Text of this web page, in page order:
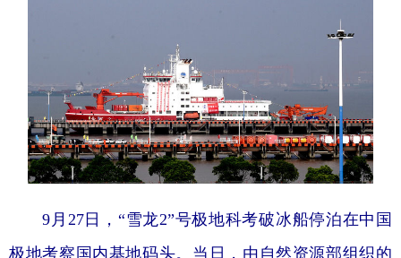
9月27日，“雪龙2”号极地科考破冰船停泊在中国
极地考察国内基地码头。当日，由自然资源部组织的